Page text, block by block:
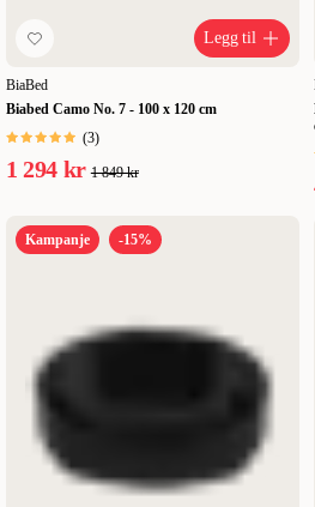
Legg til
BiaBed
Biabed Camo No. 7 - 100 x 120 cm
(3)
1 294 kr 1 849 kr
Kampanje -15%